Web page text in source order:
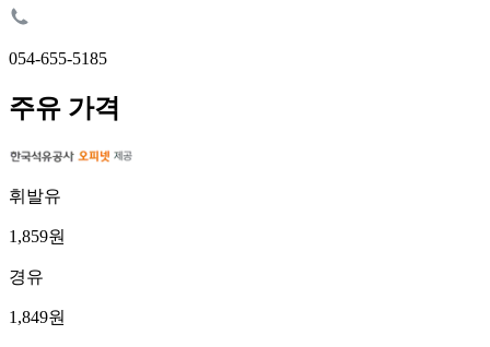
054-655-5185
주유 가격
휘발유
1,859원
경유
1,849원